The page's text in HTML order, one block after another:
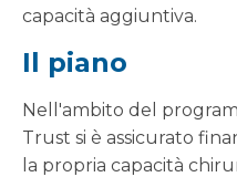
capacità aggiuntiva.
Il piano
Nell'ambito del
Trust si è assicurato
la propria capacità